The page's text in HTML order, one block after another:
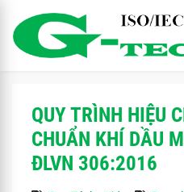
QUY TRÌNH HIỆU
CHUẨN KHÍ DẦU
ĐLVN 306:2016